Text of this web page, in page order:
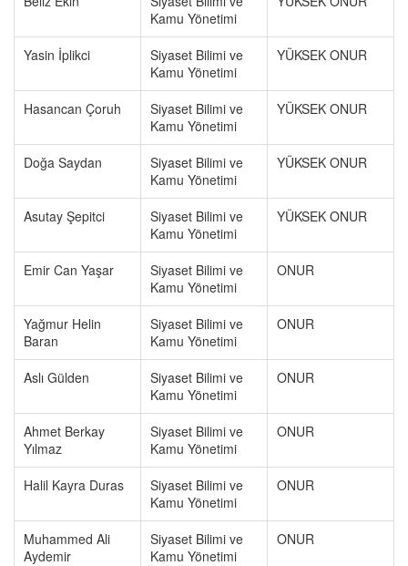
Kamu Yönetimi
Yasin İplikci
Siyaset Bilimi ve
Kamu Yönetimi
YÜKSEK ONUR
Hasancan Çoruh
Siyaset Bilimi ve
Kamu Yönetimi
YÜKSEK ONUR
Doğa Saydan
Siyaset Bilimi ve
Kamu Yönetimi
YÜKSEK ONUR
Asutay Şepitci
Siyaset Bilimi ve
Kamu Yönetimi
YÜKSEK ONUR
Emir Can Yaşar
Siyaset Bilimi ve
Kamu Yönetimi
ONUR
Yağmur Helin
Baran
Siyaset Bilimi ve
Kamu Yönetimi
ONUR
Aslı Gülden
Siyaset Bilimi ve
Kamu Yönetimi
ONUR
Ahmet Berkay
Yılmaz
Siyaset Bilimi ve
Kamu Yönetimi
ONUR
Halil Kayra Duras
Siyaset Bilimi ve
Kamu Yönetimi
ONUR
Muhammed Ali
Aydemir
Siyaset Bilimi ve
Kamu Yönetimi
ONUR